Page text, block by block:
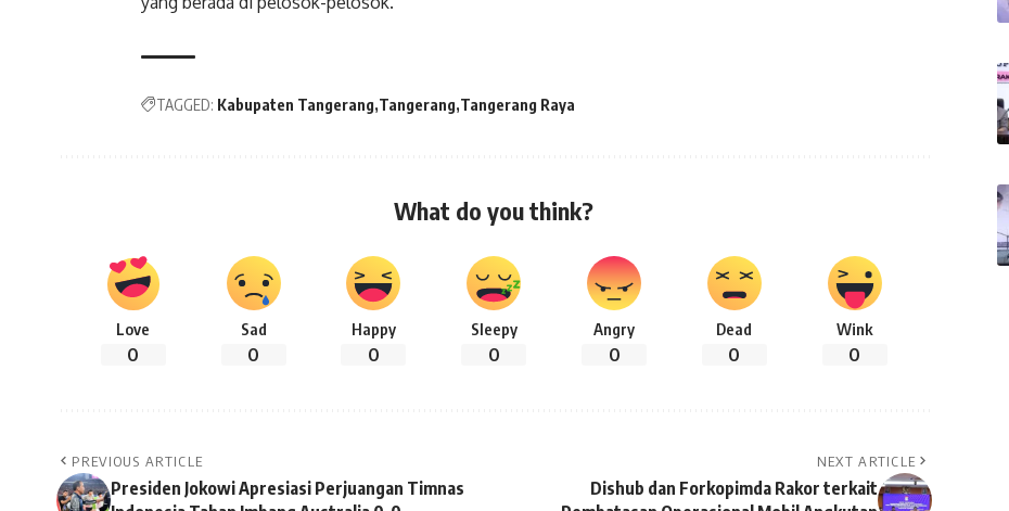
TAGGED: Kabupaten Tangerang Tangerang Tangerang Raya
What do you think?
Love
0
Sad
0
Happy
0
Sleepy
0
Angry
0
Dead
0
Wink
0
PREVIOUS ARTICLE
Presiden Jokowi Apresiasi Perjuangan Timnas
NEXT ARTICLE
Dishub dan Forkopimda Rakor terkait